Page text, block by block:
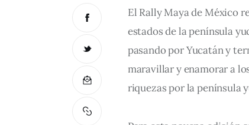
El Rally Maya de México
estados de la península
pasando por Yucatán y
maravillar y enamorar a
riquezas por la península